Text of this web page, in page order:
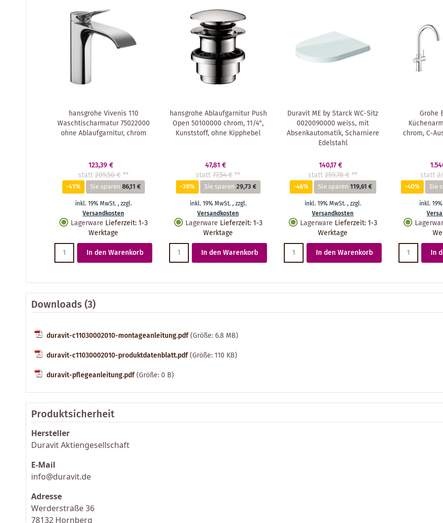
hansgrohe Vivenis 110
Waschtischarmatur 75022000
ohne Ablaufgarnitur, chrom
123,39 €
statt209,50 €**
-41% Sie sparen86,11 €
inkl. 19% MwSt.,zzgl.
Versandkosten
Lagerware Lieferzeit:1-3
Werktage
In den Warenkorb
hansgrohe Ablaufgarnitur Push
Open 50100000 chrom, 11/4",
Kunststoff, ohne Kipphebel
47,81 €
statt77,54 €**
-38% Sie sparen29,73 €
inkl. 19% MwSt.,zzgl.
Versandkosten
Lagerware Lieferzeit:1-3
Werktage
In den Warenkorb
Duravit ME by Starck WC-Sitz
0020090000 weiss, mit
Absenkautomatik, Scharniere
Edelstahl
140,17 €
statt259,78 €**
-46% Sie sparen119,61 €
inkl. 19% MwSt.,zzgl.
Versandkosten
Lagerware Lieferzeit:1-3
Werktage
In den Warenkorb
Grohe
chrom, C-
statt
-40% Sie
inkl.
In
Downloads (3)
duravit-c11030002010-montageanleitung.pdf(Größe: 6.8 MB)
duravit-c11030002010-produktdatenblatt.pdf(Größe: 110 KB)
duravit-pflegeanleitung.pdf(Größe: 0 B)
Produktsicherheit
Hersteller
Duravit Aktiengesellschaft
E-Mail
info@duravit.de
Adresse
Werderstraße 36
78132 Hornberg